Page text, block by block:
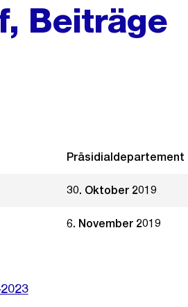
Beiträge
Präsidialdepartement
30. Oktober 2019
6. November 2019